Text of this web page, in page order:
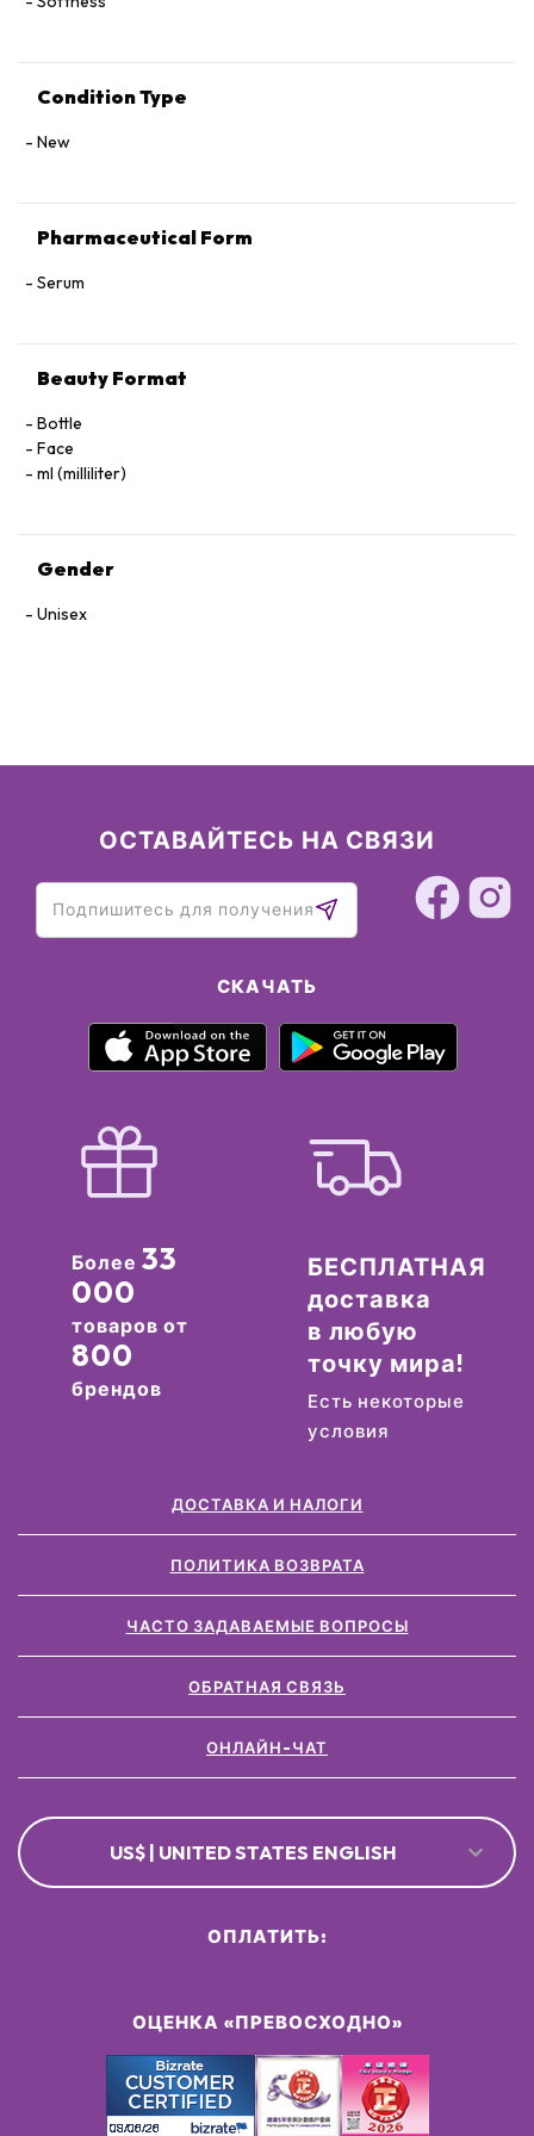
Condition Type
New
Pharmaceutical Form
Serum
Beauty Format
Bottle
Face
ml (milliliter)
Gender
Unisex
ОСТАВАЙТЕСЬ НА СВЯЗИ
СКАЧАТЬ
Более 33
000
товаров от
800
брендов
БЕСПЛАТНАЯ
доставка
в любую
точку мира!
Есть некоторые
условия
ДОСТАВКА И НАЛОГИ
ПОЛИТИКА ВОЗВРАТА
ЧАСТО ЗАДАВАЕМЫЕ ВОПРОСЫ
ОБРАТНАЯ СВЯЗЬ
ОНЛАЙН-ЧАТ
US$ | UNITED STATES ENGLISH
ОЦЕНКА «ПРЕВОСХОДНО»
ОПЛАТИТЬ: